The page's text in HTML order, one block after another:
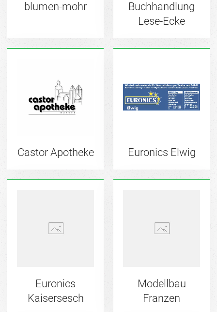
blumen-mohr
Buchhandlung
Lese-Ecke
Castor Apotheke Euronics Elwig
Euronics
Kaisersesch
Modellbau
Franzen